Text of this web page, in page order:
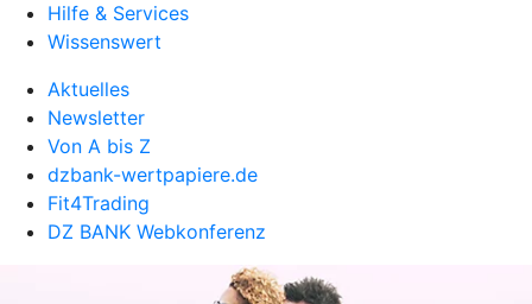
Hilfe & Services
Wissenswert
Aktuelles
Newsletter
Von A bis Z
dzbank-wertpapiere.de
Fit4Trading
DZ BANK Webkonferenz